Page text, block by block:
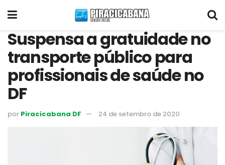
Suspensa a gratuidade no
transporte público para
profissionais de saúde no
DF
por Piracicabana DF 24 de setembro de 2020